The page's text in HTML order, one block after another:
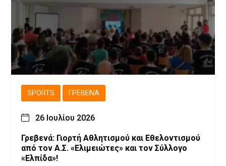
SPORTS ΓΡΕΒΕΝΆ
26 Ιουλίου 2026
Γρεβενά: Γιορτή Αθλητισμού και Εθελοντισμού
από τον Α.Σ. «Ελιμειώτες» και τον Σύλλογο
«Ελπίδα»!